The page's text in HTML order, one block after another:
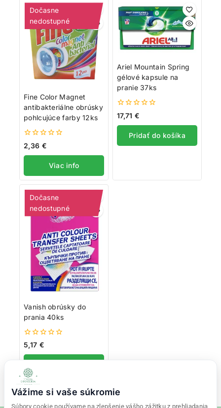
Dočasne
nedostupné
Fine Color Magnet
antibakteriálne obrúsky
pohlcujúce farby 12ks
0
5
2,36 €
Viac info
Ariel Mountain Spring
gélové kapsule na
pranie 37ks
0
5
17,71 €
Pridať do košíka
Dočasne
nedostupné
Vanish obrúsky do
prania 40ks
0
5
5,17 €
Vážime si vaše súkromie
Súbory cookie používame na zlepšenie vášho zážitku z prehliadania,